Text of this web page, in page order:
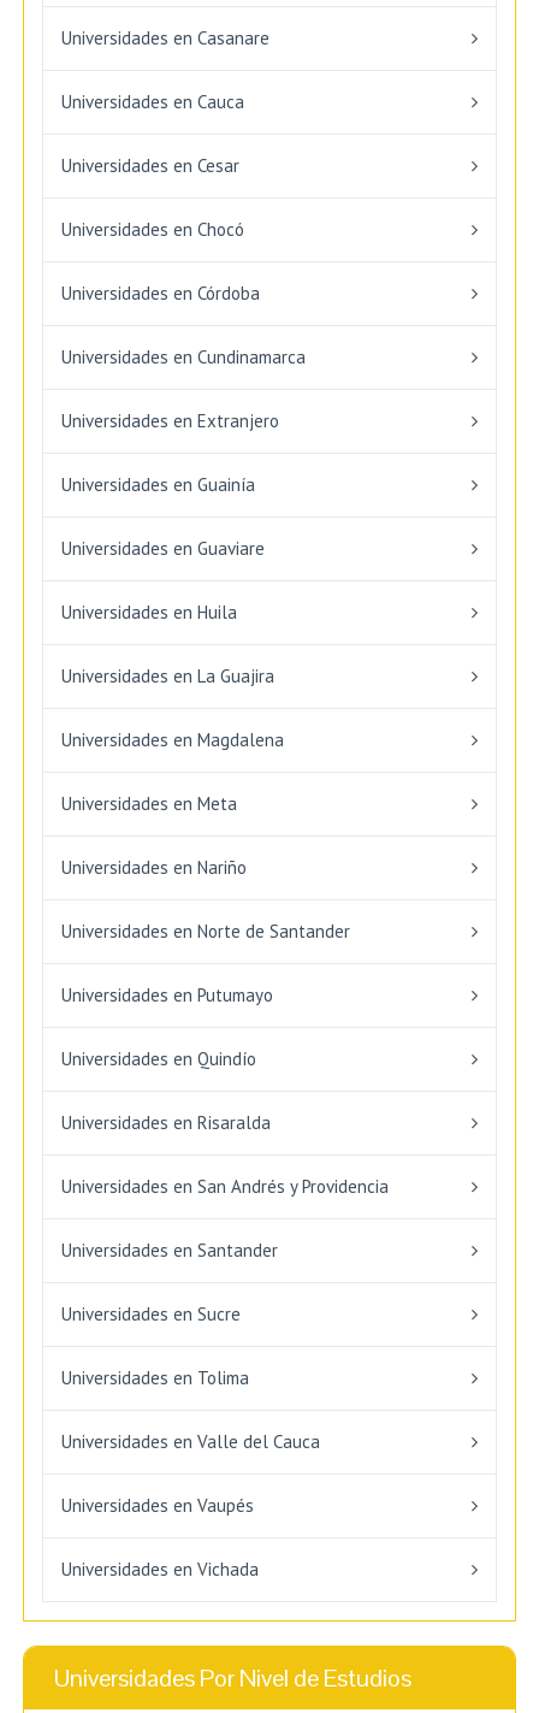
Universidades en Casanare
Universidades en Cauca
Universidades en Cesar
Universidades en Chocó
Universidades en Córdoba
Universidades en Cundinamarca
Universidades en Extranjero
Universidades en Guainía
Universidades en Guaviare
Universidades en Huila
Universidades en La Guajira
Universidades en Magdalena
Universidades en Meta
Universidades en Nariño
Universidades en Norte de Santander
Universidades en Putumayo
Universidades en Quindío
Universidades en Risaralda
Universidades en San Andrés y Providencia
Universidades en Santander
Universidades en Sucre
Universidades en Tolima
Universidades en Valle del Cauca
Universidades en Vaupés
Universidades en Vichada
Universidades Por Nivel de Estudios